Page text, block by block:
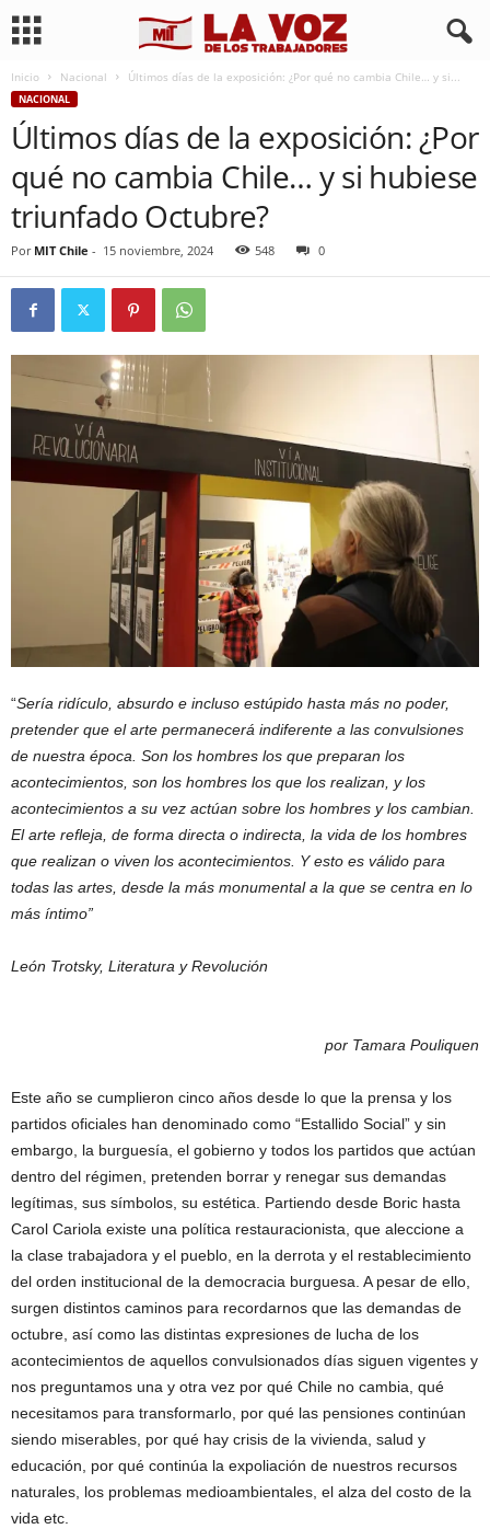
Inicio Nacional Últimos días de la exposición: ¿Por qué no cambia Chile… y si...
NACIONAL
Últimos días de la exposición: ¿Por
qué no cambia Chile… y si hubiese
triunfado Octubre?
Por MIT Chile - 15 noviembre, 2024 548 0
“Sería ridículo, absurdo e incluso estúpido hasta más no poder,
pretender que el arte permanecerá indiferente a las convulsiones
de nuestra época. Son los hombres los que preparan los
acontecimientos, son los hombres los que los realizan, y los
acontecimientos a su vez actúan sobre los hombres y los cambian.
El arte refleja, de forma directa o indirecta, la vida de los hombres
que realizan o viven los acontecimientos. Y esto es válido para
todas las artes, desde la más monumental a la que se centra en lo
más íntimo”
León Trotsky, Literatura y Revolución
por Tamara Pouliquen
Este año se cumplieron cinco años desde lo que la prensa y los
partidos oficiales han denominado como “Estallido Social” y sin
embargo, la burguesía, el gobierno y todos los partidos que actúan
dentro del régimen, pretenden borrar y renegar sus demandas
legítimas, sus símbolos, su estética. Partiendo desde Boric hasta
Carol Cariola existe una política restauracionista, que aleccione a
la clase trabajadora y el pueblo, en la derrota y el restablecimiento
del orden institucional de la democracia burguesa. A pesar de ello,
surgen distintos caminos para recordarnos que las demandas de
octubre, así como las distintas expresiones de lucha de los
acontecimientos de aquellos convulsionados días siguen vigentes y
nos preguntamos una y otra vez por qué Chile no cambia, qué
necesitamos para transformarlo, por qué las pensiones continúan
siendo miserables, por qué hay crisis de la vivienda, salud y
educación, por qué continúa la expoliación de nuestros recursos
naturales, los problemas medioambientales, el alza del costo de la
vida etc.